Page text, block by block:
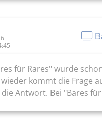
für Rares" wurde
kommt die Frage
Antwort. Bei "Bares